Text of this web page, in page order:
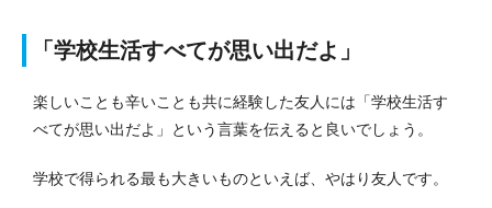
「学校生活すべてが思い出だよ」
楽しいことも辛いことも共に経験した友人には「学校生活す
べてが思い出だよ」という言葉を伝えると良いでしょう。
学校で得られる最も大きいものといえば、やはり友人です。